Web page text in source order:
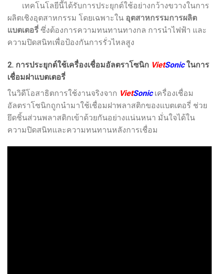
เทคโนโลยีนี้ได้รับการประยุกต์ใช้อย่างกว้างขวางในการ
ผลิตเชิงอุตสาหกรรม โดยเฉพาะใน อุตสาหกรรมการผลิต
แบตเตอรี่ ซึ่งต้องการความทนทานทางกล การนำไฟฟ้า และ
ความปิดสนิทเพื่อป้องกันการรั่วไหลสูง
2. การประยุกต์ใช้เครื่องเชื่อมอัลตราโซนิก VietSonicในการ
เชื่อมฝาแบตเตอรี่
ในวิดีโอสาธิตการใช้งานจริงจาก VietSonicเครื่องเชื่อม
อัลตราโซนิกถูกนำมาใช้เชื่อมฝาพลาสติกของแบตเตอรี่ ช่วย
ยึดชิ้นส่วนพลาสติกเข้าด้วยกันอย่างแน่นหนา มั่นใจได้ใน
ความปิดสนิทและความทนทานหลังการเชื่อม